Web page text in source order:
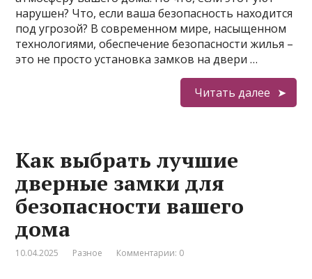
нарушен? Что, если ваша безопасность находится
под угрозой? В современном мире, насыщенном
технологиями, обеспечение безопасности жилья –
это не просто установка замков на двери …
Читать далее
Как выбрать лучшие
дверные замки для
безопасности вашего
дома
10.04.2025 Разное Комментарии: 0